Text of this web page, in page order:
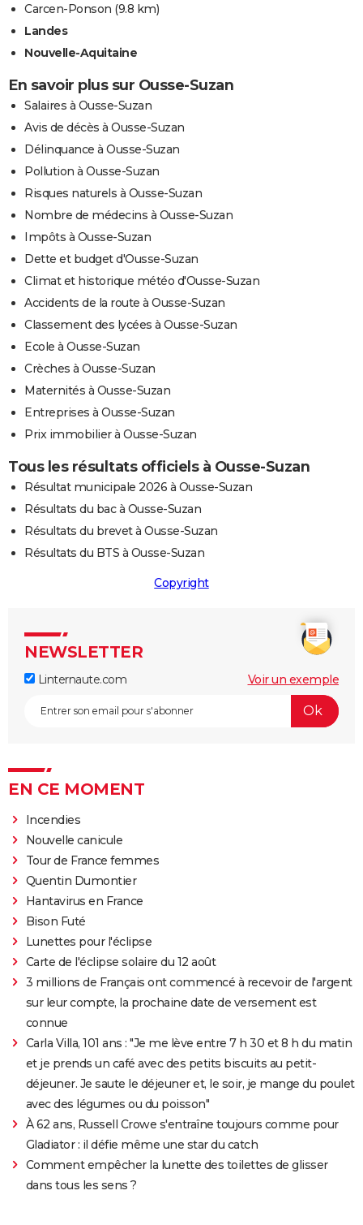
Carcen-Ponson (9.8 km)
Landes
Nouvelle-Aquitaine
En savoir plus sur Ousse-Suzan
Salaires à Ousse-Suzan
Avis de décès à Ousse-Suzan
Délinquance à Ousse-Suzan
Pollution à Ousse-Suzan
Risques naturels à Ousse-Suzan
Nombre de médecins à Ousse-Suzan
Impôts à Ousse-Suzan
Dette et budget d'Ousse-Suzan
Climat et historique météo d'Ousse-Suzan
Accidents de la route à Ousse-Suzan
Classement des lycées à Ousse-Suzan
Ecole à Ousse-Suzan
Crèches à Ousse-Suzan
Maternités à Ousse-Suzan
Entreprises à Ousse-Suzan
Prix immobilier à Ousse-Suzan
Tous les résultats officiels à Ousse-Suzan
Résultat municipale 2026 à Ousse-Suzan
Résultats du bac à Ousse-Suzan
Résultats du brevet à Ousse-Suzan
Résultats du BTS à Ousse-Suzan
Copyright
NEWSLETTER
Linternaute.com Voir un exemple
EN CE MOMENT
Incendies
Nouvelle canicule
Tour de France femmes
Quentin Dumontier
Hantavirus en France
Bison Futé
Lunettes pour l'éclipse
Carte de l'éclipse solaire du 12 août
3 millions de Français ont commencé à recevoir de l'argent
sur leur compte, la prochaine date de versement est
connue
Carla Villa, 101 ans : "Je me lève entre 7 h 30 et 8 h du matin
et je prends un café avec des petits biscuits au petit-
déjeuner. Je saute le déjeuner et, le soir, je mange du poulet
avec des légumes ou du poisson"
À 62 ans, Russell Crowe s'entraîne toujours comme pour
Gladiator : il défie même une star du catch
Comment empêcher la lunette des toilettes de glisser
dans tous les sens ?